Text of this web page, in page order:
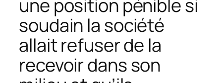
une position pénible si
soudain la société
allait refuser de la
recevoir dans son